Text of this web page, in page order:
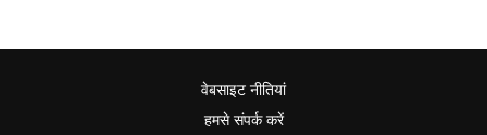
वेबसाइट नीतियां
हमसे संपर्क करें